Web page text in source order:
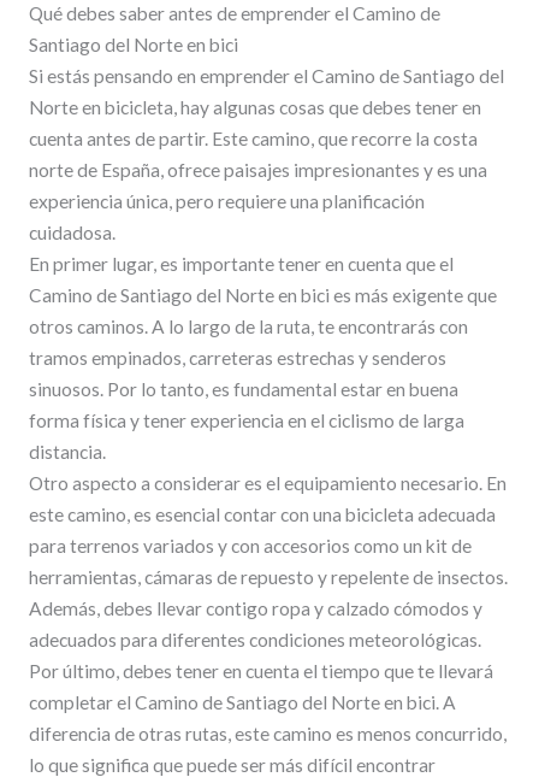
Qué debes saber antes de emprender el Camino de
Santiago del Norte en bici
Si estás pensando en emprender el Camino de Santiago del
Norte en bicicleta, hay algunas cosas que debes tener en
cuenta antes de partir. Este camino, que recorre la costa
norte de España, ofrece paisajes impresionantes y es una
experiencia única, pero requiere una planificación
cuidadosa.
En primer lugar, es importante tener en cuenta que el
Camino de Santiago del Norte en bici es más exigente que
otros caminos. A lo largo de la ruta, te encontrarás con
tramos empinados, carreteras estrechas y senderos
sinuosos. Por lo tanto, es fundamental estar en buena
forma física y tener experiencia en el ciclismo de larga
distancia.
Otro aspecto a considerar es el equipamiento necesario. En
este camino, es esencial contar con una bicicleta adecuada
para terrenos variados y con accesorios como un kit de
herramientas, cámaras de repuesto y repelente de insectos.
Además, debes llevar contigo ropa y calzado cómodos y
adecuados para diferentes condiciones meteorológicas.
Por último, debes tener en cuenta el tiempo que te llevará
completar el Camino de Santiago del Norte en bici. A
diferencia de otras rutas, este camino es menos concurrido,
lo que significa que puede ser más difícil encontrar